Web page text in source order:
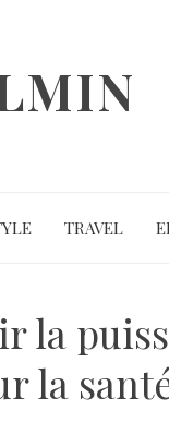
TRAVEL
la
la